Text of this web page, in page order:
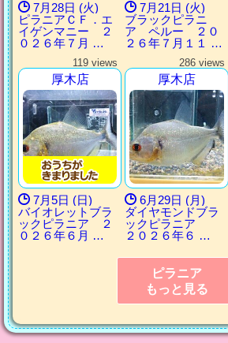
7月28日 (火)
ピラニアＣＦ．エ
イゲンマニー ２
０２６年７月 …
7月21日 (火)
ブラックピラニ
ア ペルー ２０
２６年７月１１ …
119 views
厚木店
7月5日 (日)
バイオレットブラ
ックピラニア ２
０２６年６月 …
286 views
厚木店
6月29日 (月)
ダイヤモンドブラ
ックピラニア
２０２６年６ …
ピラニア
もっと見る